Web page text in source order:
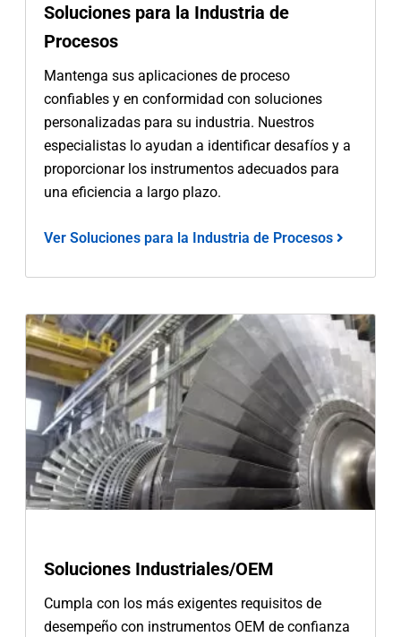
Soluciones para la Industria de
Procesos
Mantenga sus aplicaciones de proceso
confiables y en conformidad con soluciones
personalizadas para su industria. Nuestros
especialistas lo ayudan a identificar desafíos y a
proporcionar los instrumentos adecuados para
una eficiencia a largo plazo.
Ver Soluciones para la Industria de Procesos
Soluciones Industriales/OEM
Cumpla con los más exigentes requisitos de
desempeño con instrumentos OEM de confianza